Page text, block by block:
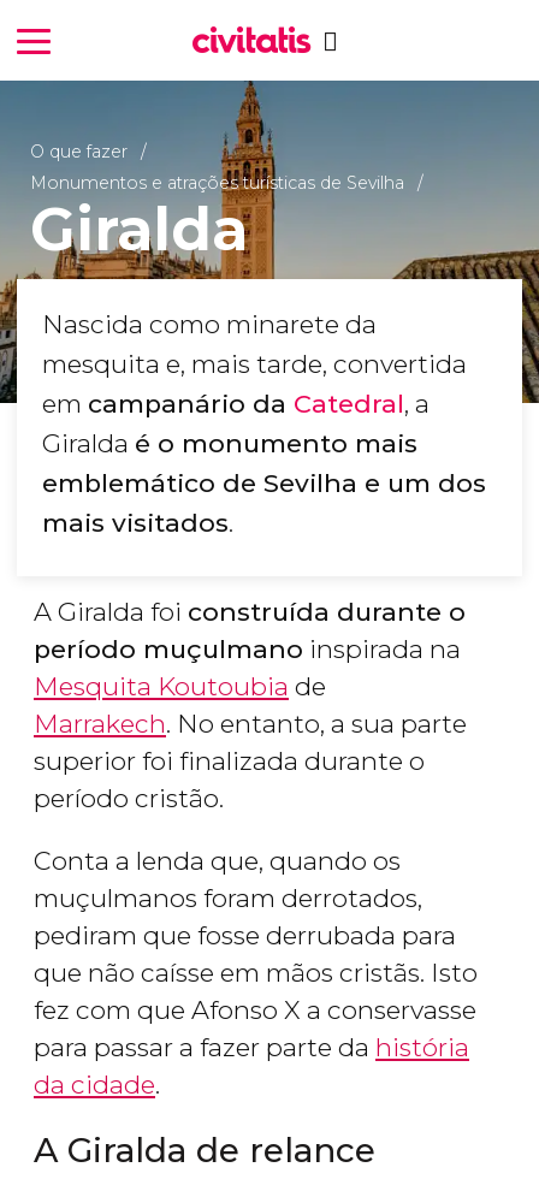
O que fazer
Monumentos e atrações turísticas de Sevilha
Giralda
Nascida como minarete da
mesquita e, mais tarde, convertida
em campanário da Catedral, a
Giralda é o monumento mais
emblemático de Sevilha e um dos
mais visitados.
A Giralda foi construída durante o
período muçulmano inspirada na
Mesquita Koutoubia de
Marrakech. No entanto, a sua parte
superior foi finalizada durante o
período cristão.
Conta a lenda que, quando os
muçulmanos foram derrotados,
pediram que fosse derrubada para
que não caísse em mãos cristãs. Isto
fez com que Afonso X a conservasse
para passar a fazer parte da história
da cidade.
A Giralda de relance